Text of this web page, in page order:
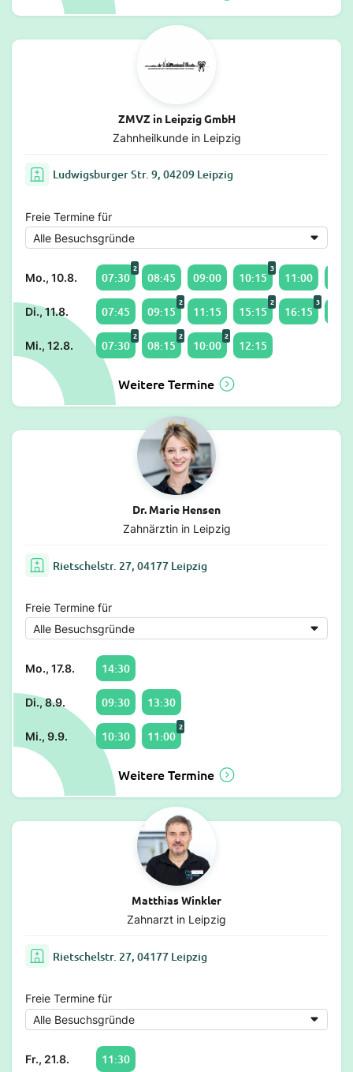
ZMVZ in Leipzig GmbH
Zahnheilkunde in Leipzig
Ludwigsburger Str. 9, 04209 Leipzig
Freie Termine für
Mo., 10.8. 07:30
2
08:45 09:00 10:15
3
11:00
Di., 11.8. 07:45 09:15
2
11:15 15:15
2
16:15
3
Mi., 12.8. 07:30
2
08:15
2
10:00
2
12:15
Weitere Termine
Dr. Marie Hensen
Zahnärztin in Leipzig
Rietschelstr. 27, 04177 Leipzig
Freie Termine für
Mo., 17.8. 14:30
Di., 8.9. 09:30 13:30
Mi., 9.9. 10:30 11:00
2
Weitere Termine
Matthias Winkler
Zahnarzt in Leipzig
Rietschelstr. 27, 04177 Leipzig
Freie Termine für
Fr., 21.8. 11:30